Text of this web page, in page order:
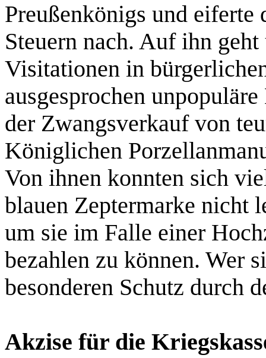
Preußenkönigs und eiferte
Steuern nach. Auf ihn
Visitationen in
ausgesprochen
der Zwangsverkauf von
Königlichen
Von ihnen konnten sich
blauen Zeptermarke nicht
um sie im Falle einer
bezahlen zu können. Wer
besonderen Schutz durch
Akzise für die